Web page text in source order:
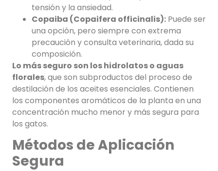
tensión y la ansiedad.
Copaiba (Copaifera officinalis): Puede ser
una opción, pero siempre con extrema
precaución y consulta veterinaria, dada su
composición.
Lo más seguro son los hidrolatos o aguas
florales, que son subproductos del proceso de
destilación de los aceites esenciales. Contienen
los componentes aromáticos de la planta en una
concentración mucho menor y más segura para
los gatos.
Métodos de Aplicación
Segura